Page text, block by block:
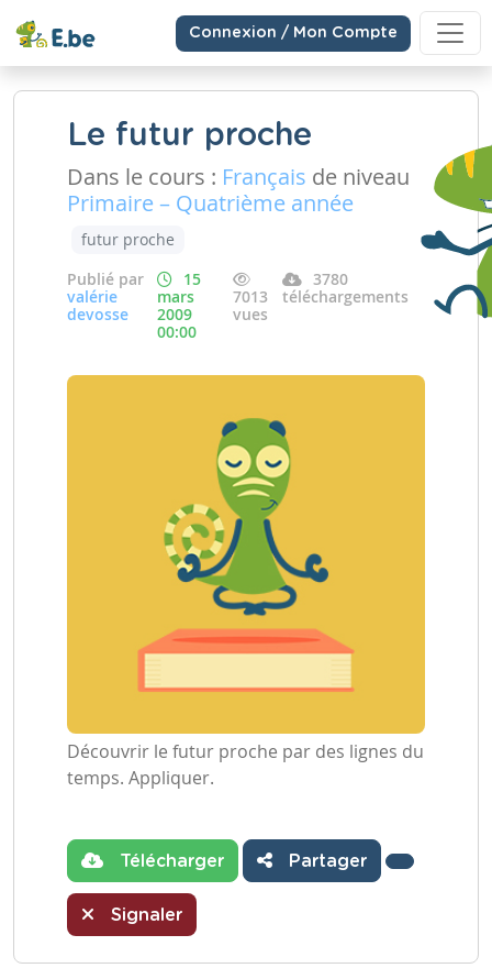
Connexion / Mon Compte
Le futur proche
Dans le cours : Français de niveau
Primaire – Quatrième année
futur proche
Publié par
valérie
devosse
15
mars
2009
00:00
7013
vues
3780
téléchargements
Découvrir le futur proche par des lignes du
temps. Appliquer.
Télécharger Partager
Signaler